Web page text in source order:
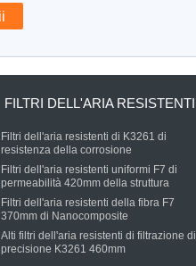
FILTRI DELL'ARIA RESISTENTI
Filtri dell'aria resistenti di K3261 di
resistenza della corrosione
Filtri dell'aria resistenti uniformi F7 di
permeabilità 420mm della struttura
Filtri dell'aria resistenti della fibra F7
370mm di Nanocomposite
Alti filtri dell'aria resistenti di filtrazione di
precisione K3261 460mm